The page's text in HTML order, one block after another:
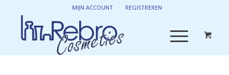
MIJN ACCOUNT REGISTREREN